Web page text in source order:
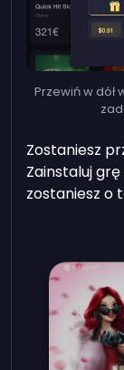
Przewiń w dół
Zostaniesz
Zainstaluj
zostaniesz o